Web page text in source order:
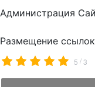
Администрация
Размещение
5 /3